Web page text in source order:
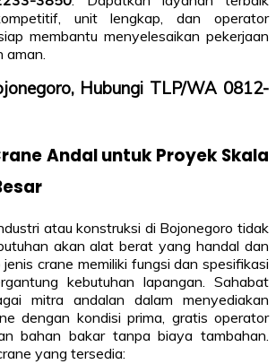
unit lengkap, dan operator
membantu menyelesaikan pekerjaan
aman.
Hubungi TLP/WA 0812-
Andal untuk Proyek Skala
atau konstruksi di Bojonegoro tidak
akan alat berat yang handal dan
crane memiliki fungsi dan spesifikasi
kebutuhan lapangan. Sahabat
mitra andalan dalam menyediakan
dengan kondisi prima, gratis operator
bahan bakar tanpa biaya tambahan.
yang tersedia: